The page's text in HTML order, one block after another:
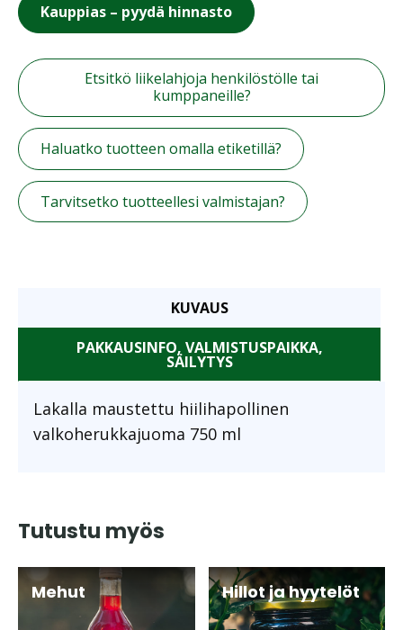
Kauppias – pyydä hinnasto
Etsitkö liikelahjoja henkilöstölle tai
kumppaneille?
Haluatko tuotteen omalla etiketillä?
Tarvitsetko tuotteellesi valmistajan?
KUVAUS
PAKKAUSINFO, VALMISTUSPAIKKA,
SÄILYTYS
Lakalla maustettu hiilihapollinen
valkoherukkajuoma 750 ml
Tutustu myös
Mehut Hillot ja hyytelöt